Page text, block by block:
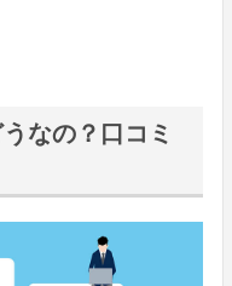
なの？口コミ